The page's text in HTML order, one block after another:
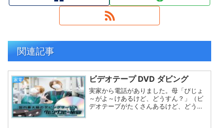
関連記事
家電 ビデオテープ DVD ダビング
実家から電話がありました。母「びじょ
～がよ～けあるけど、どうすん？」（ビ
デオテープがたくさんあるけど、どうす